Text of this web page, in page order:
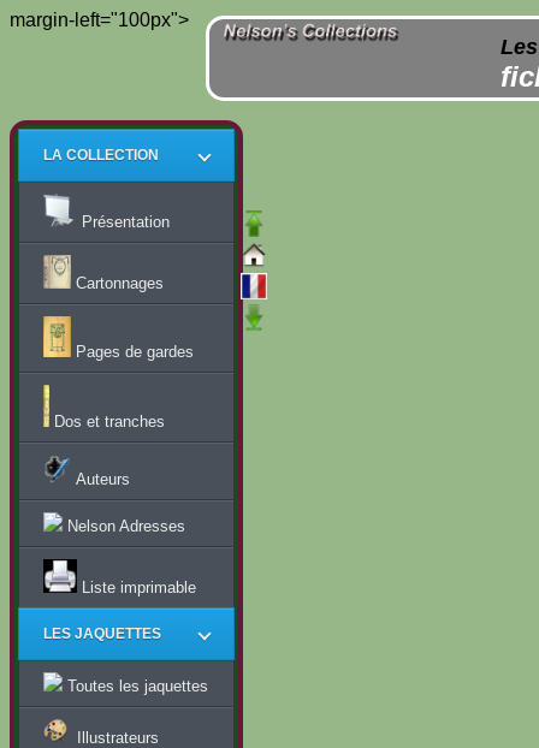
margin-left="100px">
LA COLLECTION
Présentation
Cartonnages
Pages de gardes
Dos et tranches
Auteurs
Nelson Adresses
Liste imprimable
LES JAQUETTES
Toutes les jaquettes
Illustrateurs